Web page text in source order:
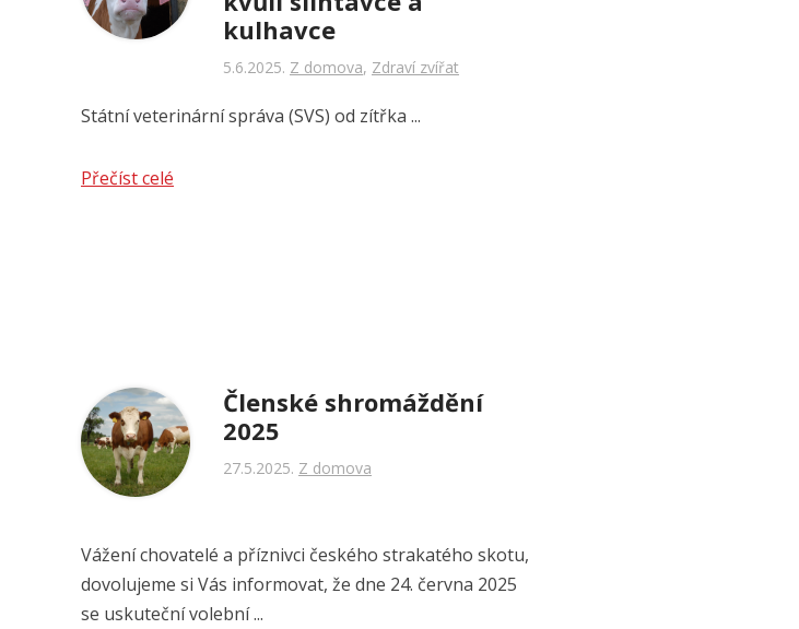
kulhavce
5.6.2025 Z domova, Zdraví zvířat
Státní veterinární správa (SVS) od zítřka ...
Přečíst celé
Členské shromáždění
2025
27.5.2025 Z domova
Vážení chovatelé a příznivci českého strakatého skotu,
dovolujeme si Vás informovat, že dne 24. června 2025
se uskuteční volební ...